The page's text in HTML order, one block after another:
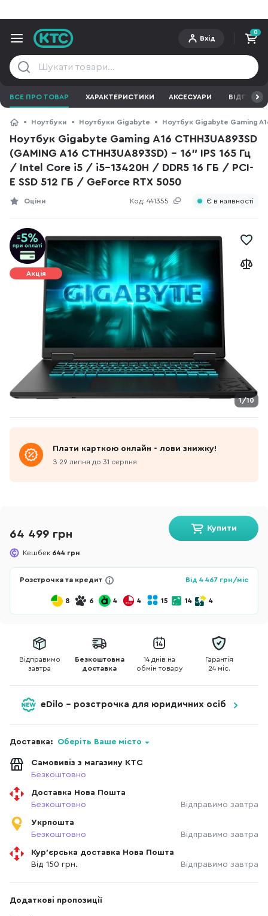
Вхід
0
ВСЕ ПРО ТОВАР ХАРАКТЕРИСТИКИ АКСЕСУАРИ ВІДГУКИ
Ноутбуки Ноутбуки Gigabyte Ноутбук Gigabyte Gaming
Ноутбук Gigabyte Gaming A16 CTHH3UA893SD
(GAMING A16 CTHH3UA893SD) - 16" IPS 165 Гц
/ Intel Core i5 / i5-13420H / DDR5 16 ГБ / PCI-
E SSD 512 ГБ / GeForce RTX 5050
Код: 441355
Оціни Є в наявності
1/10
Акція
Плати карткою онлайн - лови знижку!
З 29 липня до 31 серпня
64 499 грн
Кешбек 644 грн
Купити
Розстрочка та кредит Від 4 467 грн/міс
8 6 4 4 15 14 4
Відправимо
завтра
Безкоштовна
доставка
14 днів на
обмін товару
Гарантія
24 міс.
eDilo - розстрочка для юридичних осіб
Доставка: Оберіть Ваше місто
Самовивіз з магазину КТС
Безкоштовно
Доставка Нова Пошта
Безкоштовно
Відправимо завтра
Укрпошта
Безкоштовно
Відправимо завтра
Кур'єрська доставка Нова Пошта
Від 150 грн.
Відправимо завтра
Додаткові пропозиції